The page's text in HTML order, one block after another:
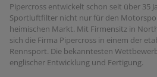
Pipercross entwickelt schon seit über 35
Sportluftfilter nicht nur für den
heimischen Markt. Mit Firmensitz in
sich die Firma Pipercross in einem der
Rennsport. Die bekanntesten
englischer Entwicklung und Fertigung.